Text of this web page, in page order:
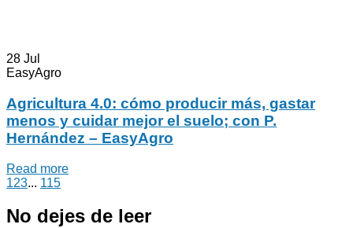
28 Jul
EasyAgro
Agricultura 4.0: cómo producir más, gastar
menos y cuidar mejor el suelo; con P.
Hernández – EasyAgro
Read more
123... 115
No dejes de leer